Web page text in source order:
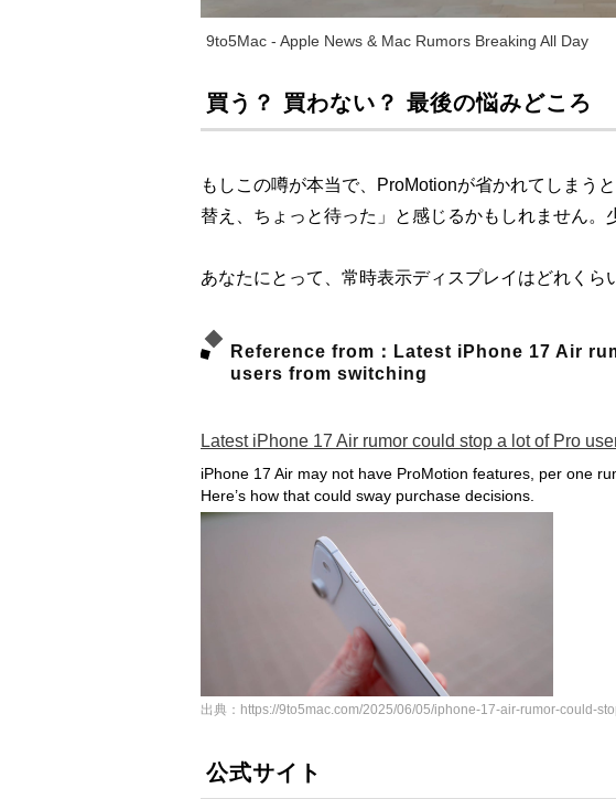
9to5Mac - Apple News & Mac Rumors Breaking All Day
買う？ 買わない？ 最後の悩みどころ
もしこの噂が本当で、ProMotionが省かれてしまう
替え、ちょっと待った」と感じるかもしれません。
あなたにとって、常時表示ディスプレイはどれくら
Reference from：Latest iPhone 17 Air
users from switching
Latest iPhone 17 Air rumor could stop a lot of Pro
iPhone 17 Air may not have ProMotion features, per one
Here’s how that could sway purchase decisions.
出典：https://9to5mac.com/2025/06/05/iphone-17-air-rumor-could-
公式サイト